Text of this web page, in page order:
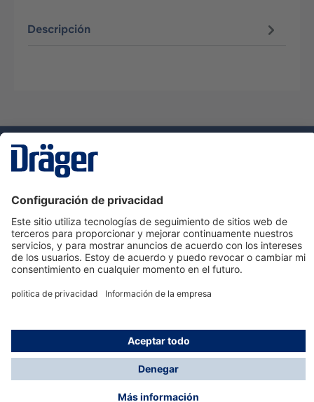
Descripción
Servicio de atención al cliente de Dräger
Ayuda
Información
© Dräger Hispania S.A.U., 2024
*Todos los precios no incluyen IVA y posibles gastos
de envío, salvo que indique lo contrario